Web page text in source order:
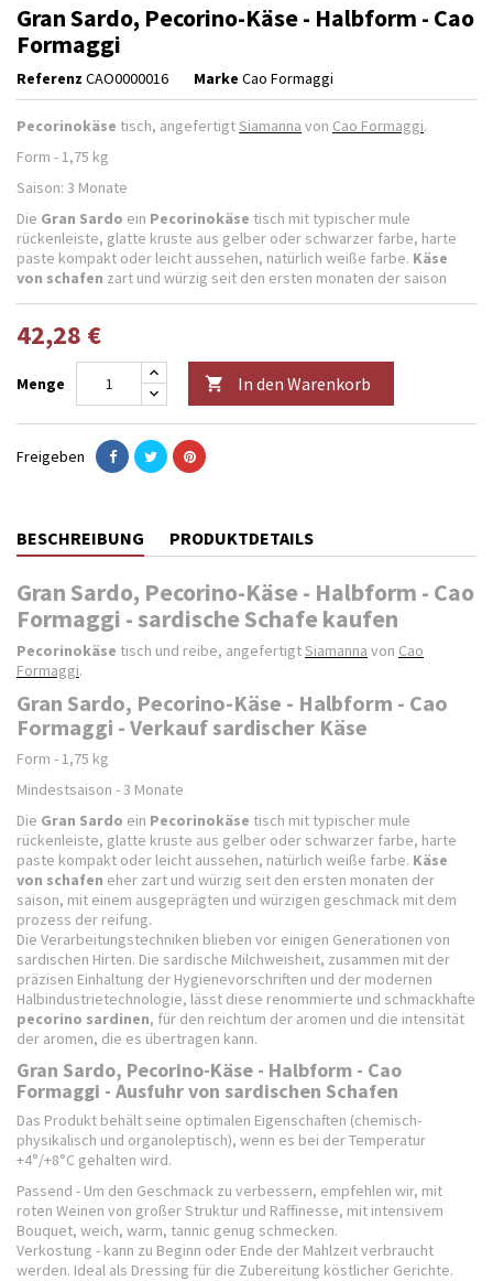
Gran Sardo, Pecorino-Käse - Halbform - Cao
Formaggi
Referenz CAO0000016 Marke Cao Formaggi
Pecorinokäse tisch, angefertigtSiamanna von Cao Formaggi.
Form - 1,75 kg
Saison: 3 Monate
Die Gran Sardo ein Pecorinokäse tisch mit typischer mule
rückenleiste, glatte kruste aus gelber oder schwarzer farbe, harte
paste kompakt oder leicht aussehen, natürlich weiße farbe. Käse
von schafen zart und würzig seit den ersten monaten der saison
42,28 €
Menge  In den Warenkorb
Freigeben
BESCHREIBUNG PRODUKTDETAILS
Gran Sardo, Pecorino-Käse - Halbform - Cao
Formaggi - sardische Schafe kaufen
Pecorinokäse tisch und reibe, angefertigtSiamanna von Cao
Formaggi.
Gran Sardo, Pecorino-Käse - Halbform - Cao
Formaggi - Verkauf sardischer Käse
Form - 1,75 kg
Mindestsaison - 3 Monate
Die Gran Sardo ein Pecorinokäse tisch mit typischer mule
rückenleiste, glatte kruste aus gelber oder schwarzer farbe, harte
paste kompakt oder leicht aussehen, natürlich weiße farbe. Käse
von schafen eher zart und würzig seit den ersten monaten der
saison, mit einem ausgeprägten und würzigen geschmack mit dem
prozess der reifung.
Die Verarbeitungstechniken blieben vor einigen Generationen von
sardischen Hirten. Die sardische Milchweisheit, zusammen mit der
präzisen Einhaltung der Hygienevorschriften und der modernen
Halbindustrietechnologie, lässt diese renommierte und schmackhafte
pecorino sardinen, für den reichtum der aromen und die intensität
der aromen, die es übertragen kann.
Gran Sardo, Pecorino-Käse - Halbform - Cao
Formaggi - Ausfuhr von sardischen Schafen
Das Produkt behält seine optimalen Eigenschaften (chemisch-
physikalisch und organoleptisch), wenn es bei der Temperatur
+4°/+8°C gehalten wird.
Passend - Um den Geschmack zu verbessern, empfehlen wir, mit
roten Weinen von großer Struktur und Raffinesse, mit intensivem
Bouquet, weich, warm, tannic genug schmecken.
Verkostung - kann zu Beginn oder Ende der Mahlzeit verbraucht
werden. Ideal als Dressing für die Zubereitung köstlicher Gerichte.